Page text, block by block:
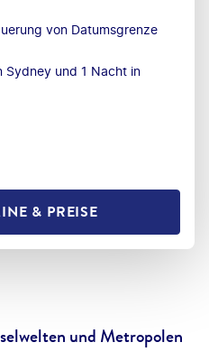
von Datumsgrenze
Sydney und 1 Nacht in
& PREISE
und Metropolen